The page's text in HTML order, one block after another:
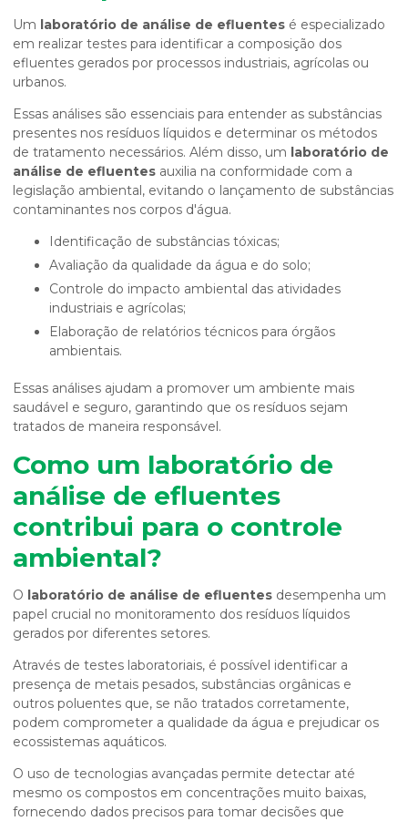
Um laboratório de análise de efluentes é especializado
em realizar testes para identificar a composição dos
efluentes gerados por processos industriais, agrícolas ou
urbanos.
Essas análises são essenciais para entender as substâncias
presentes nos resíduos líquidos e determinar os métodos
de tratamento necessários. Além disso, um laboratório de
análise de efluentes auxilia na conformidade com a
legislação ambiental, evitando o lançamento de substâncias
contaminantes nos corpos d'água.
Identificação de substâncias tóxicas;
Avaliação da qualidade da água e do solo;
Controle do impacto ambiental das atividades
industriais e agrícolas;
Elaboração de relatórios técnicos para órgãos
ambientais.
Essas análises ajudam a promover um ambiente mais
saudável e seguro, garantindo que os resíduos sejam
tratados de maneira responsável.
Como um laboratório de
análise de efluentes
contribui para o controle
ambiental?
O laboratório de análise de efluentes desempenha um
papel crucial no monitoramento dos resíduos líquidos
gerados por diferentes setores.
Através de testes laboratoriais, é possível identificar a
presença de metais pesados, substâncias orgânicas e
outros poluentes que, se não tratados corretamente,
podem comprometer a qualidade da água e prejudicar os
ecossistemas aquáticos.
O uso de tecnologias avançadas permite detectar até
mesmo os compostos em concentrações muito baixas,
fornecendo dados precisos para tomar decisões que